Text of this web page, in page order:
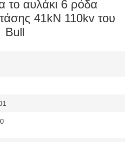
το αυλάκι 6 ρόδα
41kN 110kv του
Bull